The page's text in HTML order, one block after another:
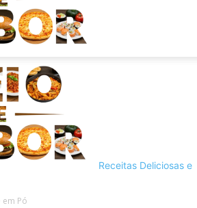
Receitas Deliciosas e
Pó